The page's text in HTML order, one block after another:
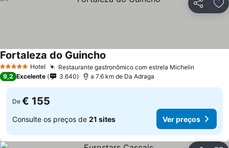
Partilhar
5 Estrelas Hotel Restaurante gastronômico com estrela Michelin
Fortaleza do Guincho
9,2 Excelente 3.640 a 7.6 km de Da Adraga
De € 155
Consulte os preços de 21 sites Ver preços